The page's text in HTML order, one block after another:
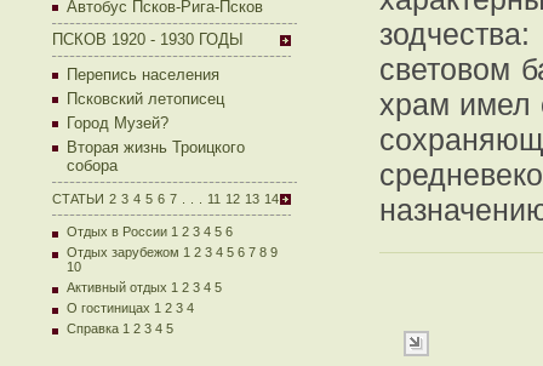
Автобус Псков-Рига-Псков
ПСКОВ 1920 - 1930 ГОДЫ
Перепись населения
Псковский летописец
Город Музей?
Вторая жизнь Троицкого
собора
СТАТЬИ 2 3 4 5 6 7 11 12 13 14
Отдых в России 1 2 3 4 5 6
Отдых зарубежом 1 2 3 4 5 6 7 8 9
10
Активный отдых 1 2 3 4 5
О гостиницах 1 2 3 4
Справка 1 2 3 4 5
световом
храм имел